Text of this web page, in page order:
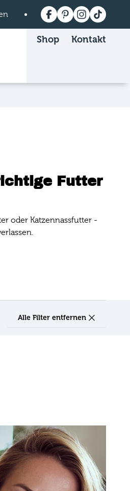
Versandkostenfrei
page.
Shop Kontakt
Futter
oder Katzennassfutter -
Alle Filter entfernen